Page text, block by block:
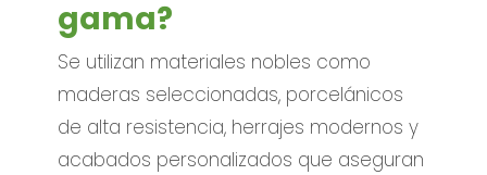
gama?
Se utilizan materiales nobles como
maderas seleccionadas, porcelánicos
de alta resistencia, herrajes modernos y
acabados personalizados que aseguran